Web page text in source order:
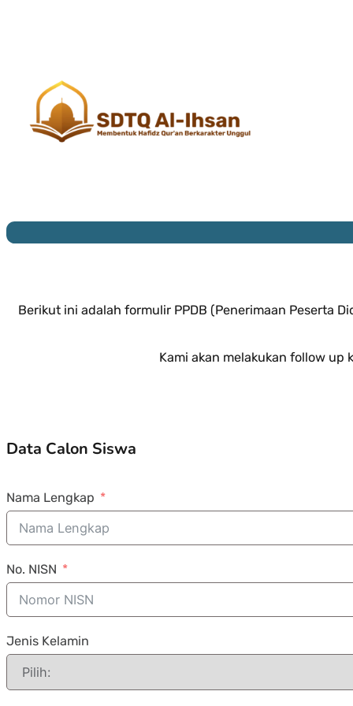
Berikut ini adalah formulir PPDB (Penerimaan Peserta
Kami akan melakukan follow up
Data Calon Siswa
Nama Lengkap
No. NISN
Jenis Kelamin